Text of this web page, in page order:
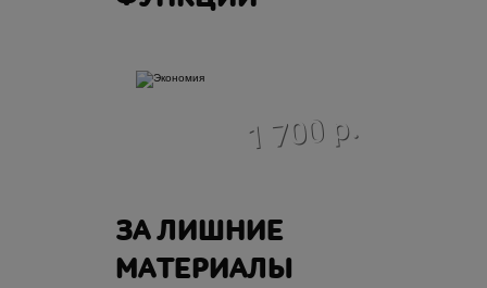
1 700 р.
ЗА ЛИШНИЕ
МАТЕРИАЛЫ